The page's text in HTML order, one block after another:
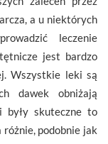
a u niektórych
leczenie
jest bardzo
Wszystkie leki są
dawek obniżają
były skuteczne to
podobnie jak